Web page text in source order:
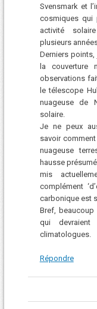
Svensmark et
cosmiques qui
activité
plusieurs
Derniers points,
la couverture
observations
le télescope
nuageuse de
solaire.
Je ne peux
savoir
nuageuse
hausse
mis
complément
carbonique est
Bref,
qui
climatologues.
Répondre